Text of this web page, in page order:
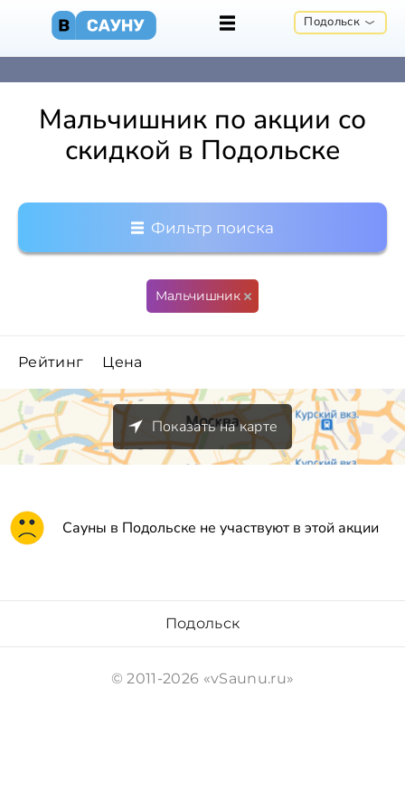
Подольск
Мальчишник по акции со
скидкой в Подольске
Фильтр поиска
Мальчишник
Рейтинг Цена
Показать на карте
Сауны в Подольске не участвуют в этой акции
Подольск
© 2011-2026 «vSaunu.ru»